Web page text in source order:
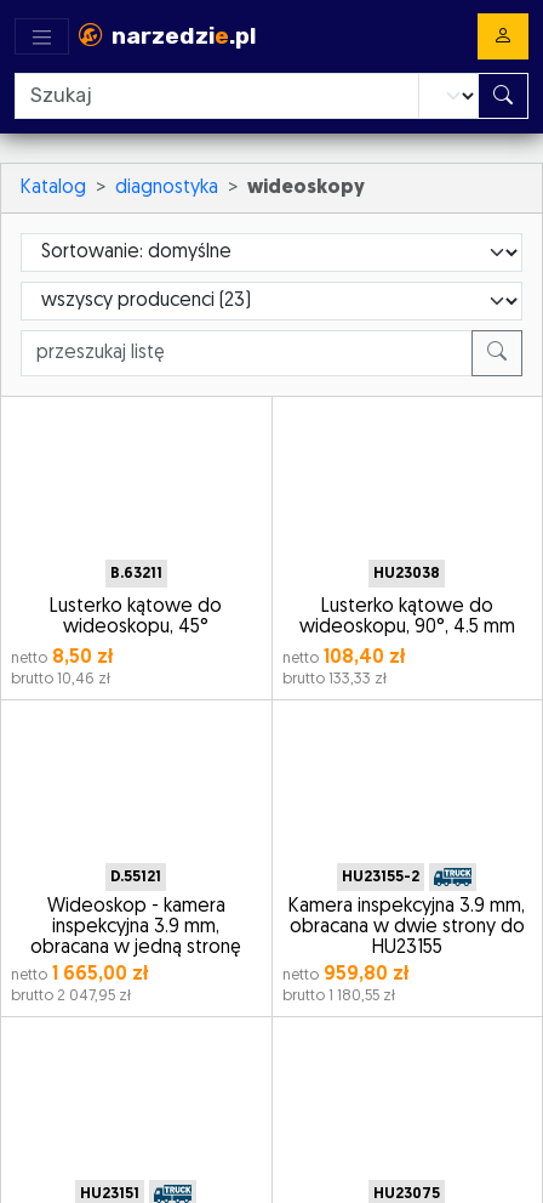
narzedzie.pl
Katalog diagnostyka wideoskopy
Sortowanie
ProducerId
B.63211
Lusterko kątowe do
wideoskopu, 45°
netto 8,50 zł
brutto 10,46 zł
HU23038
Lusterko kątowe do
wideoskopu, 90°, 4.5 mm
netto108,40 zł
brutto 133,33 zł
D.55121
Wideoskop - kamera
inspekcyjna 3.9 mm,
obracana w jedną stronę
netto 1 665,00 zł
brutto 2 047,95 zł
HU23155-2
Kamera inspekcyjna 3.9 mm,
obracana w dwie strony do
HU23155
netto959,80 zł
brutto 1 180,55 zł
HU23151 HU23075